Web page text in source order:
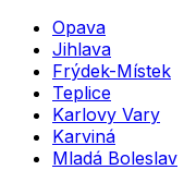
Opava
Jihlava
Frýdek-Místek
Teplice
Karlovy Vary
Karviná
Mladá Boleslav